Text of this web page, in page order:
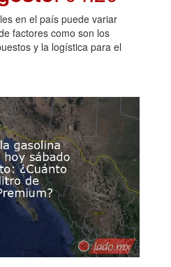
en el país puede variar
factores como son los
y la logística para el